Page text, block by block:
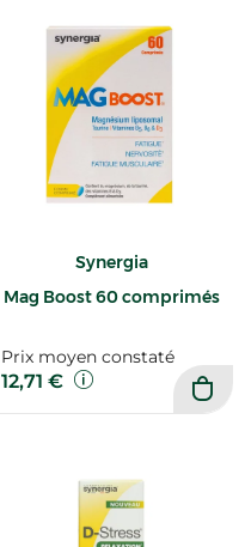
Synergia
Mag Boost 60 comprimés
Prix moyen constaté
12,71 €